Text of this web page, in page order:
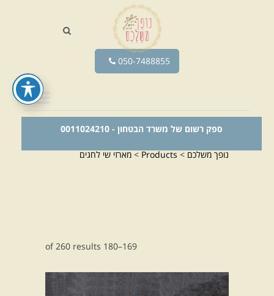
050-7488855
ספק רשום של משרד הבטחון - 0011024210
נופך משלכם>
Products
>מארזי שי לחגים
169–180 of 260 results
Default sorting